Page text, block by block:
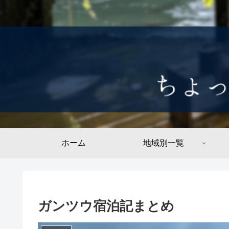
ホーム 地域別一覧
ガンツウ宿泊記まとめ